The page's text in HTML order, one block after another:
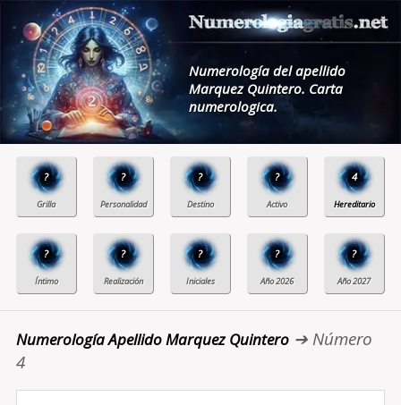
Numerología del apellido
Marquez Quintero. Carta
numerologica.
? ? ? ? 4
? ? ? ? ?
Numerología Apellido Marquez Quintero➔ Número
4